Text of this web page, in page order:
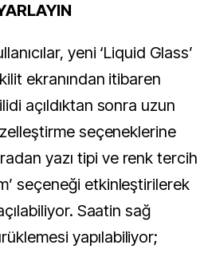
yeni ‘Liquid Glass’
kilit ekranından itibaren
açıldıktan sonra uzun
seçeneklerine
yazı tipi ve renk tercih
seçeneği etkinleştirilerek
Saatin sağ
yapılabiliyor;